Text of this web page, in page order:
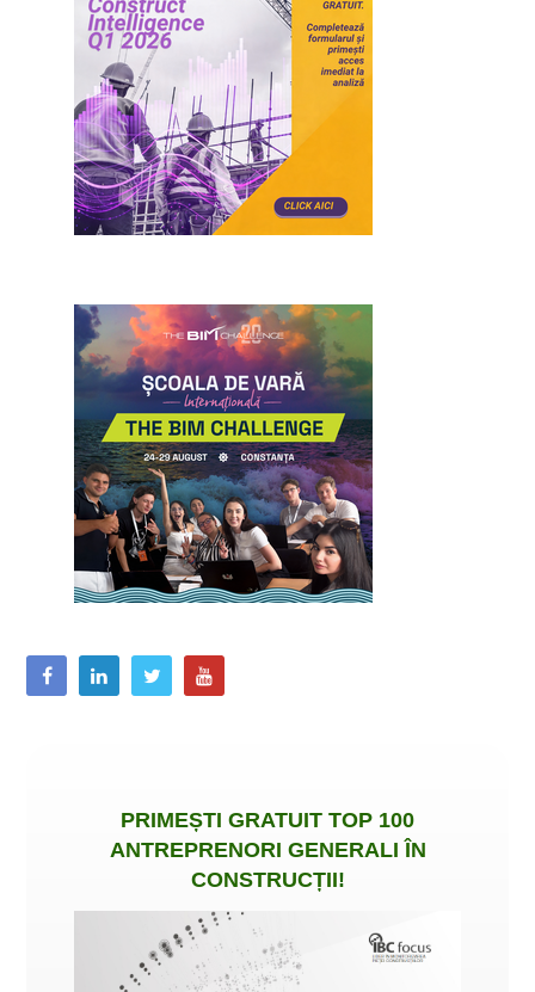
PRIMEȘTI GRATUIT TOP 100
ANTREPRENORI GENERALI ÎN
CONSTRUCȚII!